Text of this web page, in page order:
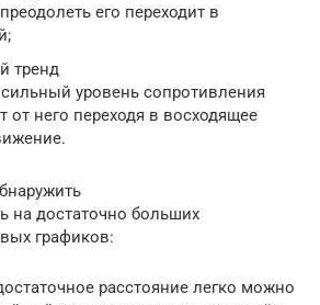
его переходит в
тренд
уровень сопротивления
от него переходя в восходящее
на достаточно больших
графиков:
расстояние легко можно